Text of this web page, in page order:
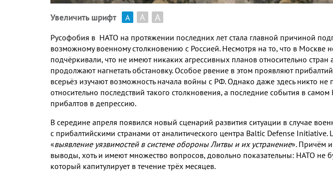
Увеличить шрифт А А А
Русофобия в НАТО на протяжении последних лет стала главной причиной
возможному военному столкновению с Россией. Несмотря на то, что в Москве
подчёркивали, что не имеют никаких агрессивных планов относительно стран
продолжают нагнетать обстановку.Особое рвение в этом проявляют
всерьёз изучают возможность начала войны с РФ.Однако даже здесь никто не
относительно последствий такого столкновения, а последние события в самом
прибалтов в депрессию.
В середине апреля появился новый сценарий развития ситуации в случае
с прибалтийскими странами от аналитического центра Baltic Defense Initiative.
«выявление уязвимостей в системе обороны Литвы и их устранение». Причём
выводы, хоть и имеют множество вопросов, довольно показательны: НАТО не
который капитулирует в течение трёх месяцев.